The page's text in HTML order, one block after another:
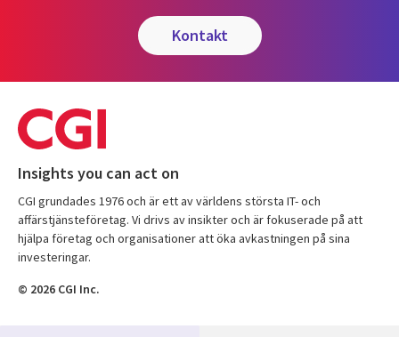
kontakt
Insights you can act on
CGI grundades 1976 och är ett av världens största IT- och
affärstjänsteföretag. Vi drivs av insikter och är fokuserade på att
hjälpa företag och organisationer att öka avkastningen på sina
investeringar.
© 2026 CGI Inc.